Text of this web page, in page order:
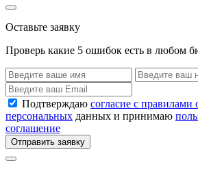
Оставьте заявку
Проверь какие 5 ошибок есть в любом
Подтверждаю согласие с правилами
персональных данных и принимаю
соглашение
Отправить заявку